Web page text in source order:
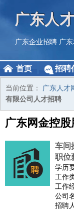
广东人
广东企业招聘 广
首页 招聘
当前位置： 广东人才
有限公司人才招聘
广东网金控
车间
职位
学历
工作
工作
公司
招聘